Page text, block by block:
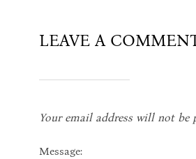
LEAVE A
Your email address will not be
Message: